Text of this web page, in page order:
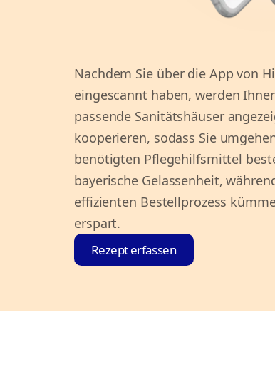
Nachdem Sie über die App von
eingescannt haben, werden
passende Sanitätshäuser
kooperieren, sodass Sie
benötigten Pflegehilfsmittel
bayerische Gelassenheit,
effizienten Bestellprozess
erspart.
Rezept erfassen